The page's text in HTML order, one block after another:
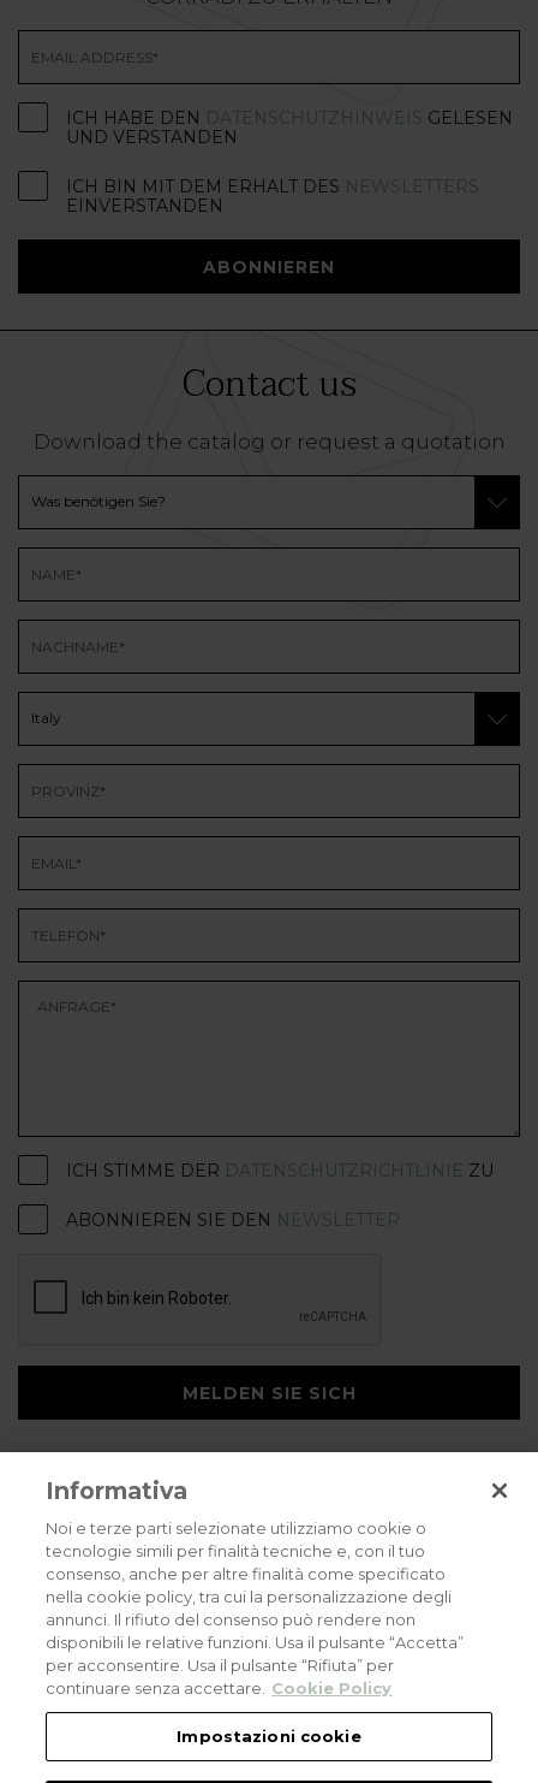
ICH HABE DEN DATENSCHUTZHINWEIS GELESEN
UND VERSTANDEN
ICH BIN MIT DEM ERHALT DES NEWSLETTERS
EINVERSTANDEN
ABONNIEREN
Contact us
Download the catalog or request a quotation
ICH STIMME DER DATENSCHUTZRICHTLINIE ZU
ABONNIEREN SIE DEN NEWSLETTER
MELDEN SIE SICH
Privacy policy Cookies policy Careers
© 2026 all rights reserved - Corradi Srl - Via M. Serenari 20 - 40013 Castel
Maggiore (BO) T +39 051 4188411
Codice Fiscale - Partita Iva e Registro Imprese di Bologna: 03464321201. REA BO
- 521198. Capitale Sociale: euro 11.500.000,00
An eLogic Digital Company Project Powered by Xperience
Informativa
Noi e terze parti selezionate utilizziamo cookie o
tecnologie simili per finalità tecniche e, con il tuo
consenso, anche per altre finalità come specificato
nella cookie policy, tra cui la personalizzazione degli
annunci. Il rifiuto del consenso può rendere non
disponibili le relative funzioni. Usa il pulsante “Accetta”
per acconsentire. Usa il pulsante “Rifiuta” per
continuare senza accettare.
Cookie Policy
Impostazioni cookie